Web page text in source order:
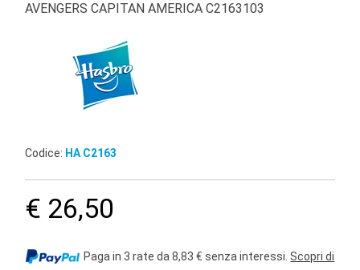
AVENGERS CAPITAN AMERICA C2163103
Codice: HA C2163
€ 26,50
Paga in 3 rate da 8,83 € senza interessi.Scopri di